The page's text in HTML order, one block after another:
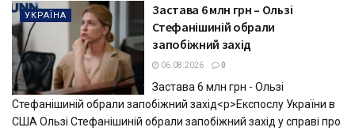
УКРАЇНА
Застава 6 млн грн – Ользі
Стефанішиній обрали
запобіжний захід
06.08.2026 0
Застава 6 млн грн - Ользі
Стефанішиній обрали запобіжний захід<p>Експослу України в
США Ользі Стефанішиній обрали запобіжний захід у справі про